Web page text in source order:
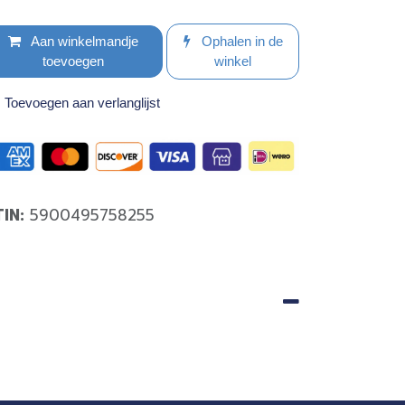
Aan winkelmandje
toevoegen
Ophalen in de
winkel
Toevoegen aan verlanglijst
5900495758255